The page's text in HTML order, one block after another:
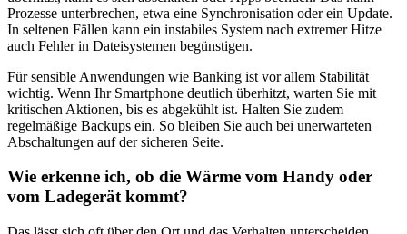
Prozesse unterbrechen, etwa eine Synchronisation oder ein Update.
In seltenen Fällen kann ein instabiles System nach extremer Hitze
auch Fehler in Dateisystemen begünstigen.
Für sensible Anwendungen wie Banking ist vor allem Stabilität
wichtig. Wenn Ihr Smartphone deutlich überhitzt, warten Sie mit
kritischen Aktionen, bis es abgekühlt ist. Halten Sie zudem
regelmäßige Backups ein. So bleiben Sie auch bei unerwarteten
Abschaltungen auf der sicheren Seite.
Wie erkenne ich, ob die Wärme vom Handy oder
vom Ladegerät kommt?